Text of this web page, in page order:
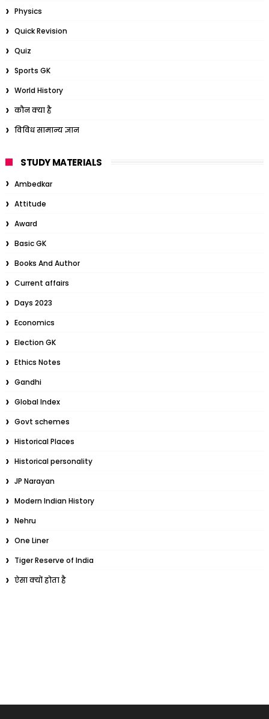
Physics
Quick Revision
Quiz
Sports GK
World History
कौन क्या है
विविध सामान्य ज्ञान
STUDY MATERIALS
Ambedkar
Attitude
Award
Basic GK
Books And Author
Current affairs
Days 2023
Economics
Election GK
Ethics Notes
Gandhi
Global Index
Govt schemes
Historical Places
Historical personality
JP Narayan
Modern Indian History
Nehru
One Liner
Tiger Reserve of India
ऐसा क्यों होता है